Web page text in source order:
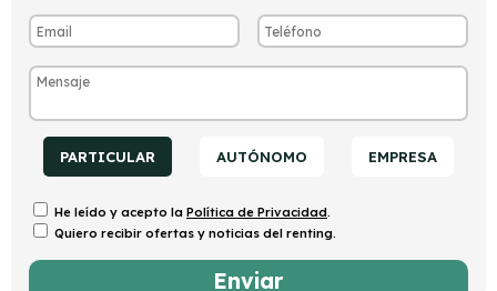
PARTICULAR AUTÓNOMO EMPRESA
He leído y acepto la Política de Privacidad.
Quiero recibir ofertas y noticias del renting.